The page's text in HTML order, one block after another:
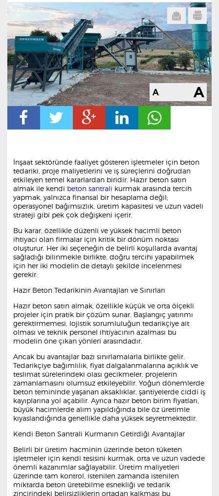
İnşaat sektöründe faaliyet gösteren işletmeler için beton
tedariki, proje maliyetlerini ve iş süreçlerini doğrudan
etkileyen temel kararlardan biridir. Hazır beton satın
almak ile kendi beton santrali kurmak arasında tercih
yapmak, yalnızca finansal bir hesaplama değil;
operasyonel bağımsızlık, üretim kapasitesi ve uzun vadeli
strateji gibi pek çok değişkeni içerir.
Bu karar, özellikle düzenli ve yüksek hacimli beton
ihtiyacı olan firmalar için kritik bir dönüm noktası
oluşturur. Her iki seçeneğin de belirli koşullarda avantaj
sağladığı bilinmekle birlikte, doğru tercihi yapabilmek
için her iki modelin de detaylı şekilde incelenmesi
gerekir.
Hazır Beton Tedarikinin Avantajları ve Sınırları
Hazır beton satın almak, özellikle küçük ve orta ölçekli
projeler için pratik bir çözüm sunar. Başlangıç yatırımı
gerektirmemesi, lojistik sorumluluğun tedarikçiye ait
olması ve teknik personel ihtiyacının azalması bu
modelin öne çıkan yönleri arasındadır.
Ancak bu avantajlar bazı sınırlamalarla birlikte gelir.
Tedarikçiye bağımlılık, fiyat dalgalanmalarına açıklık ve
teslimat sürelerindeki olası gecikmeler, projelerin
zamanlamasını olumsuz etkileyebilir. Yoğun dönemlerde
beton temininde yaşanan aksaklıklar, şantiyelerde ciddi iş
kayıplarına yol açabilir. Ayrıca hazır beton birim fiyatları,
büyük hacimlerde alım yapıldığında bile öz üretimle
kıyaslandığında genellikle daha yüksek seyretmektedir.
Kendi Beton Santrali Kurmanın Getirdiği Avantajlar
Belirli bir üretim hacminin üzerinde beton tüketen
işletmeler için kendi tesisini kurmak, orta ve uzun vadede
önemli kazanımlar sağlayabilir. Üretim maliyetleri
üzerinde tam kontrol, istenilen zamanda istenilen
miktarda beton üretebilme esnekliği ve tedarik
zincirindeki belirsizliklerin ortadan kalkması bu